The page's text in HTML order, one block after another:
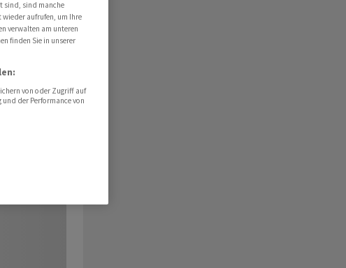
sind, sind manche
wieder aufrufen, um Ihre
verwalten am unteren
finden Sie in unserer
von oder Zugriff auf
der Performance von